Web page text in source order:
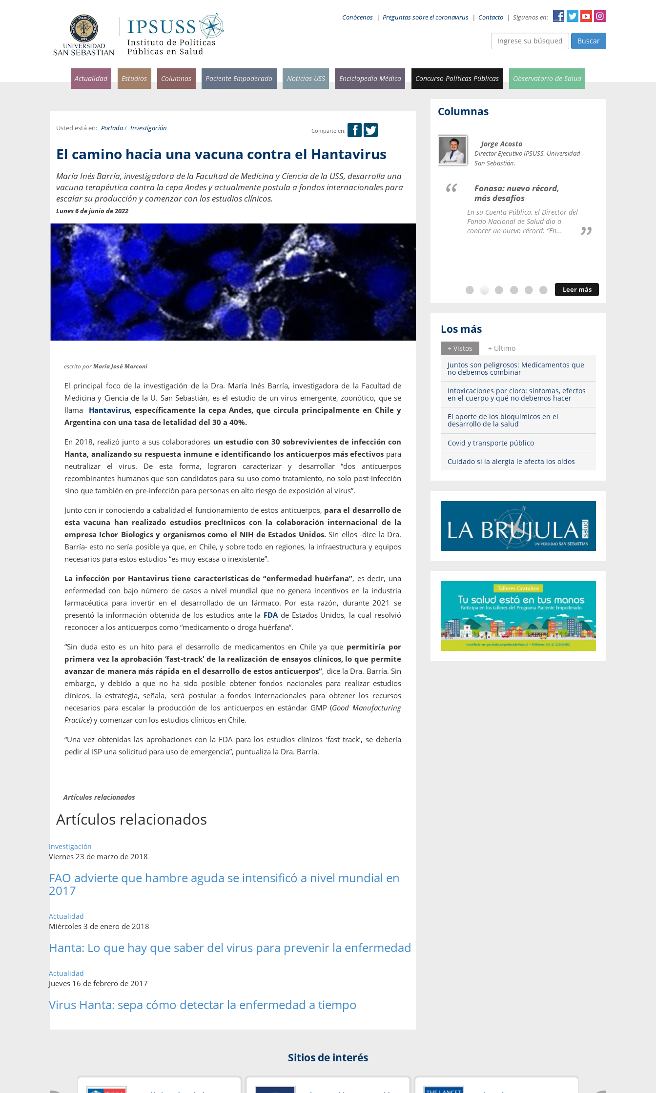
Conócenos | Preguntas sobre el coronavirus | Contacto | Síguenos en:
Buscar
Actualidad Estudios Columnas Paciente Empoderado Noticias USS Enciclopedia Médica Concurso Políticas Públicas Observatorio de Salud
Comparte en:
Usted está en: Portada/ Investigación
El camino hacia una vacuna contra el Hantavirus
María Inés Barría, investigadora de la Facultad de Medicina y Ciencia de la USS, desarrolla una
vacuna terapéutica contra la cepa Andes y actualmente postula a fondos internacionales para
escalar su producción y comenzar con los estudios clínicos.
Lunes 6 de junio de 2022
escrito porMaría José Marconi
El principal foco de la investigación de la Dra. María Inés Barría, investigadora de la Facultad de
Medicina y Ciencia de la U. San Sebastián, es el estudio de un virus emergente, zoonótico, que se
llama
Hantavirus, específicamente la cepa Andes, que circula principalmente en Chile y
Argentina con una tasa de letalidad del 30 a 40%.
En 2018, realizó junto a sus colaboradores un estudio con 30 sobrevivientes de infección con
Hanta, analizando su respuesta inmune e identificando los anticuerpos más efectivos para
neutralizar el virus. De esta forma, lograron caracterizar y desarrollar “dos anticuerpos
recombinantes humanos que son candidatos para su uso como tratamiento, no solo post-infección
sino que también en pre-infección para personas en alto riesgo de exposición al virus”.
Junto con ir conociendo a cabalidad el funcionamiento de estos anticuerpos, para el desarrollo de
esta vacuna han realizado estudios preclínicos con la colaboración internacional de la
empresa Ichor Biologics y organismos como el NIH de Estados Unidos.Sin ellos -dice la Dra.
Barría- esto no sería posible ya que, en Chile, y sobre todo en regiones, la infraestructura y equipos
necesarios para estos estudios “es muy escasa o inexistente”.
La infección por Hantavirus tiene características de “enfermedad huérfana”, es decir, una
enfermedad con bajo número de casos a nivel mundial que no genera incentivos en la industria
farmacéutica para invertir en el desarrollado de un fármaco. Por esta razón, durante 2021 se
presentó la información obtenida de los estudios ante la FDAde Estados Unidos, la cual resolvió
reconocer a los anticuerpos como “medicamento o droga huérfana”.
“Sin duda esto es un hito para el desarrollo de medicamentos en Chile ya que permitiría por
primera vez la aprobación ‘fast-track’ de la realización de ensayos clínicos, lo que permite
avanzar de manera más rápida en el desarrollo de estos anticuerpos”, dice la Dra. Barría. Sin
embargo, y debido a que no ha sido posible obtener fondos nacionales para realizar estudios
clínicos, la estrategia, señala, será postular a fondos internacionales para obtener los recursos
necesarios para escalar la producción de los anticuerpos en estándar GMP (Good Manufacturing
Practice) y comenzar con los estudios clínicos en Chile.
“Una vez obtenidas las aprobaciones con la FDA para los estudios clínicos ‘fast track’, se debería
pedir al ISP una solicitud para uso de emergencia”, puntualiza la Dra. Barría.
Artículos relacionados
Artículos relacionados
Investigación
Viernes 23 de marzo de 2018
FAO advierte que hambre aguda se intensificó a nivel mundial en
2017
Actualidad
Miércoles 3 de enero de 2018
Hanta: Lo que hay que saber del virus para prevenir la enfermedad
Actualidad
Jueves 16 de febrero de 2017
Virus Hanta: sepa cómo detectar la enfermedad a tiempo
Columnas
médicas y
por incapacidad
sobre viajes al extranjero
que deben hacer...
Infectólogo y profesor asistente de
Pandemias del mañana
Usamos la palabra pandemia cuando
Decana facultad de Odontología,
¿Cuándo será urgente la
embargo, estas son las...
Jorge Acosta
Director Ejecutivo IPSUSS, Universidad
San Sebastián.
Fonasa: nuevo récord,
más desafíos
En su Cuenta Pública, el Director del
Fondo Nacional de Salud dio a
conocer un nuevo récord: “En...
Leer más
Los más
+ Vistos
+ Ultimo
Juntos son peligrosos: Medicamentos que
no debemos combinar
Intoxicaciones por cloro: síntomas, efectos
en el cuerpo y qué no debemos hacer
El aporte de los bioquímicos en el
desarrollo de la salud
Covid y transporte público
Cuidado si la alergia le afecta los oídos
Sitios de interés